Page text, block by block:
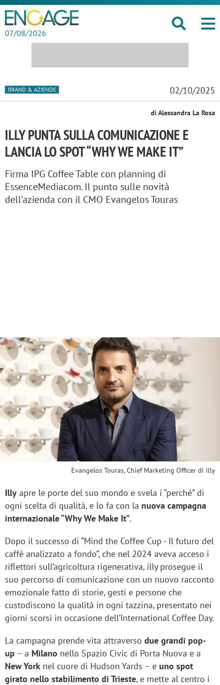
07/08/2026
BRAND & AZIENDE 02/10/2025
di Alessandra La Rosa
ILLY PUNTA SULLA COMUNICAZIONE E
LANCIA LO SPOT “WHY WE MAKE IT”
Firma IPG Coffee Table con planning di
EssenceMediacom. Il punto sulle novità
dell’azienda con il CMO Evangelos Touras
Evangelos Touras, Chief Marketing Officer di illy
Illy apre le porte del suo mondo e svela i “perché” di
ogni scelta di qualità, e lo fa con la nuova campagna
internazionale “Why We Make It”.
Dopo il successo di “Mind the Coffee Cup - Il futuro del
caffè analizzato a fondo”, che nel 2024 aveva acceso i
riflettori sull’agricoltura rigenerativa, illy prosegue il
suo percorso di comunicazione con un nuovo racconto
emozionale fatto di storie, gesti e persone che
custodiscono la qualità in ogni tazzina, presentato nei
giorni scorsi in occasione dell’International Coffee Day.
La campagna prende vita attraverso due grandi pop-
up – a Milano nello Spazio Civic di Porta Nuova e a
New York nel cuore di Hudson Yards – e uno spot
girato nello stabilimento di Trieste, e mette al centro i